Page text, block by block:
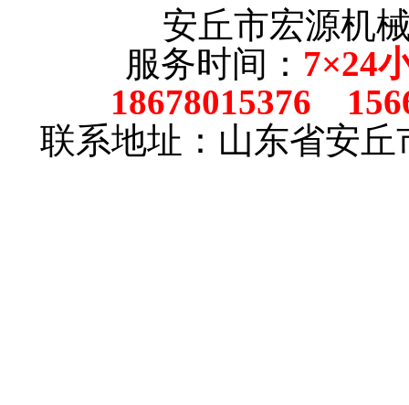
安丘市宏源机
服务时间： 7×24
18678015376
联系地址：山东省安